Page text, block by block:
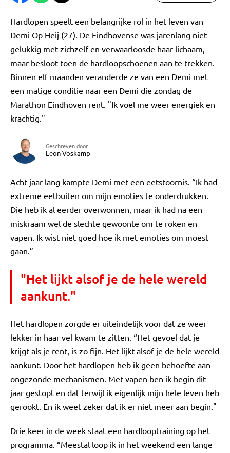
Hardlopen speelt een belangrijke rol in het leven van
Demi Op Heij (27). De Eindhovense was jarenlang niet
gelukkig met zichzelf en verwaarloosde haar lichaam,
maar besloot toen de hardloopschoenen aan te trekken.
Binnen elf maanden veranderde ze van een Demi met
een matige conditie naar een Demi die zondag de
Marathon Eindhoven rent. "Ik voel me weer energiek en
krachtig."
Geschreven door
Leon Voskamp
Acht jaar lang kampte Demi met een eetstoornis. “Ik had
extreme eetbuiten om mijn emoties te onderdrukken.
Die heb ik al eerder overwonnen, maar ik had na een
miskraam wel de slechte gewoonte om te roken en
vapen. Ik wist niet goed hoe ik met emoties om moest
gaan.”
"Het lijkt alsof je de hele wereld
aankunt."
Het hardlopen zorgde er uiteindelijk voor dat ze weer
lekker in haar vel kwam te zitten. “Het gevoel dat je
krijgt als je rent, is zo fijn. Het lijkt alsof je de hele wereld
aankunt. Door het hardlopen heb ik geen behoefte aan
ongezonde mechanismen. Met vapen ben ik begin dit
jaar gestopt en dat terwijl ik eigenlijk mijn hele leven heb
gerookt. En ik weet zeker dat ik er niet meer aan begin."
Drie keer in de week staat een hardlooptraining op het
programma. “Meestal loop ik in het weekend een lange